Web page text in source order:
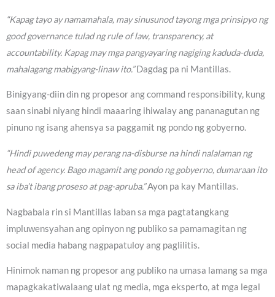
“Kapag tayo ay namamahala, may sinusunod tayong mga prinsipyo ng
good governance tulad ng rule of law, transparency, at
accountability. Kapag may mga pangyayaring nagiging kaduda-duda,
mahalagang mabigyang-linaw ito.”Dagdag pa ni Mantillas.
Binigyang-diin din ng propesor ang command responsibility, kung
saan sinabi niyang hindi maaaring ihiwalay ang pananagutan ng
pinuno ng isang ahensya sa paggamit ng pondo ng gobyerno.
“Hindi puwedeng may perang na-disburse na hindi nalalaman ng
head of agency. Bago magamit ang pondo ng gobyerno, dumaraan ito
sa iba’t ibang proseso at pag-apruba.”Ayon pa kay Mantillas.
Nagbabala rin si Mantillas laban sa mga pagtatangkang
impluwensyahan ang opinyon ng publiko sa pamamagitan ng
social media habang nagpapatuloy ang paglilitis.
Hinimok naman ng propesor ang publiko na umasa lamang sa mga
mapagkakatiwalaang ulat ng media, mga eksperto, at mga legal